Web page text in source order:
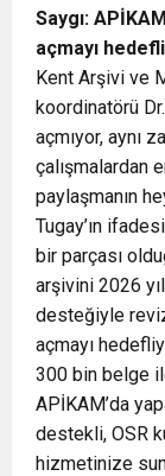
Saygı:
açmayı
Kent Arşivi ve
koordinatörü
açmıyor, aynı
çalışmalardan
paylaşmanın
Tugay’ın
bir parçası
arşivini 2026
desteğiyle
açmayı
300 bin belge
APİKAM’da
destekli, OSR
hizmetinize